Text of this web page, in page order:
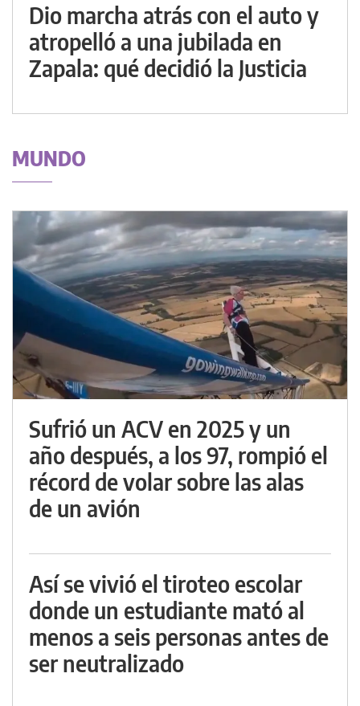
Dio marcha atrás con el auto y
atropelló a una jubilada en
Zapala: qué decidió la Justicia
MUNDO
Sufrió un ACV en 2025 y un
año después, a los 97, rompió el
récord de volar sobre las alas
de un avión
Así se vivió el tiroteo escolar
donde un estudiante mató al
menos a seis personas antes de
ser neutralizado